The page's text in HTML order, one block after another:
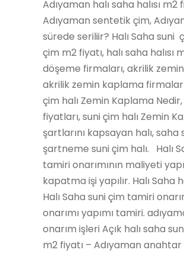
Adıyaman halı saha halısı
Adıyaman sentetik çim,
sürede seriliir? Halı Saha
çim m2 fiyatı, halı saha halısı
döşeme firmaları, akrilik
akrilik zemin kaplama
çim halı Zemin Kaplama
fiyatları, suni çim halı Zemin
şartlarını kapsayan halı,
şartneme suni çim halı. Halı
tamiri onarımının maliyeti
kapatma işi yapılır. Halı
Halı Saha suni çim tamiri
onarımı yapımı tamiri.
onarım işleri Açık halı saha
m2 fiyatı – Adıyaman